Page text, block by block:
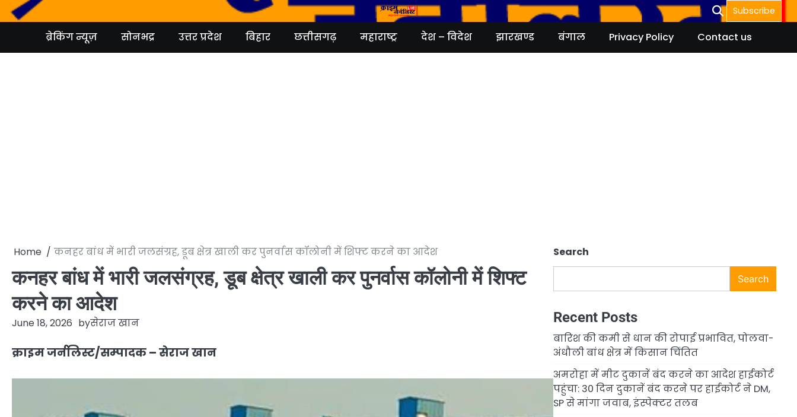
Skip
to
Subscribe
ब्रेकिंग न्यूज़ सोनभद्र उत्तर प्रदेश बिहार छत्तीसगढ़ महाराष्ट्र देश – विदेश झारखण्ड बंगाल Privacy Policy Contact us
Home कनहर बांध में भारी जलसंग्रह, डूब क्षेत्र खाली कर पुनर्वास कॉलोनी में शिफ्ट करने का आदेश
कनहर बांध में भारी जलसंग्रह, डूब क्षेत्र खाली कर पुनर्वास कॉलोनी में शिफ्ट
करने का आदेश
June 18, 2026 byसेराज खान
क्राइम जर्नलिस्ट/सम्पादक – सेराज खान
Search
Search
Recent Posts
बारिश की कमी से धान की रोपाई प्रभावित, पोलवा-
अंधौली बांध क्षेत्र में किसान चिंतित
अमरोहा में मीट दुकानें बंद करने का आदेश हाईकोर्ट
पहुंचा: 30 दिन दुकानें बंद करने पर हाईकोर्ट ने DM,
SP से मांगा जवाब, इंस्पेक्टर तलब